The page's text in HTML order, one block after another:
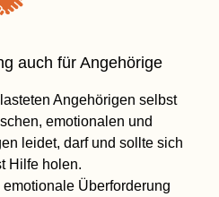
auch für Angehörige
Angehörigen selbst
emotionalen und
leidet, darf und sollte sich
Hilfe holen.
Überforderung